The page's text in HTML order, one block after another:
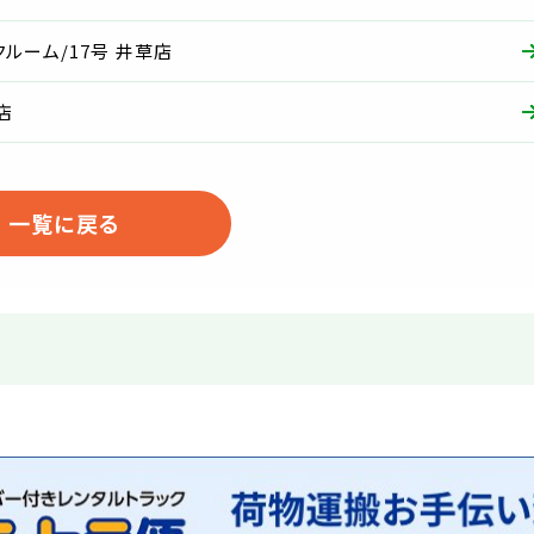
ルーム/17号 井草店
一覧に戻る